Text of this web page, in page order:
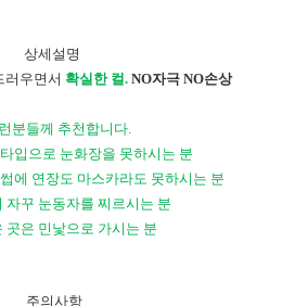
상세설명
러우면서 확실한 컬. NO자극 NO손상
분들께 추천합니다.
입으로 눈화장을 못하시는 분
에 연장도 마스카라도 못하시는 분
자꾸 눈동자를 찌르시는 분
곳은 민낯으로 가시는 분
주의사항